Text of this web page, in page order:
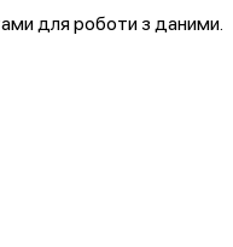
для роботи з даними.